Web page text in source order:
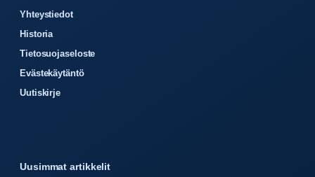
Yhteystiedot
Historia
Tietosuojaseloste
Evästekäytäntö
Uutiskirje
Uusimmat artikkelit